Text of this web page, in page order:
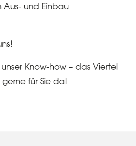
und Einbau
Know-how – das Viertel
für Sie da!